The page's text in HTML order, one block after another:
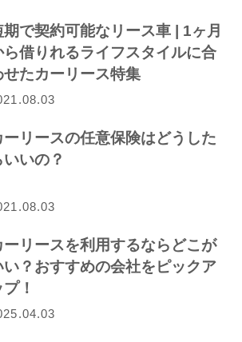
期で契約可能なリース車 | 1ヶ月
ら借りれるライフスタイルに合
せたカーリース特集
ーリースの任意保険はどうした
いいの？
ーリースを利用するならどこが
い？おすすめの会社をピックア
プ！